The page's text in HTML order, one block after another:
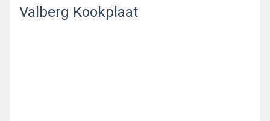
Valberg Kookplaat